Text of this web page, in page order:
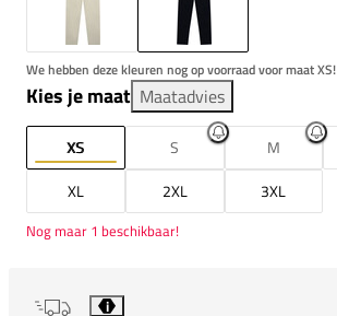
We hebben deze kleuren nog op voorraad voor maat XS!
Kies je maat Maatadvies
XS S M
XL
2XL 3XL
Nog maar 1 beschikbaar!
i